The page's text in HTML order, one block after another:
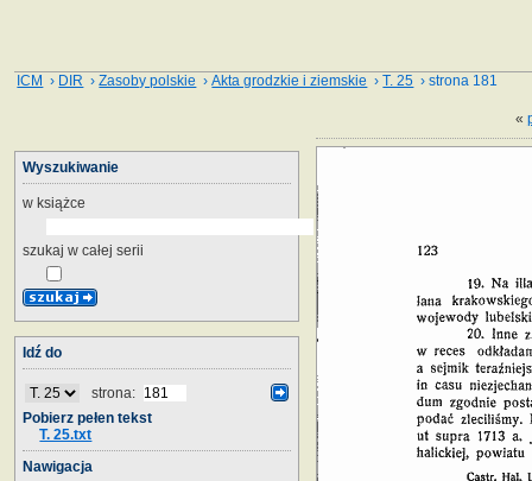
ICM › DIR ›Zasoby polskie ›Akta grodzkie i ziemskie ›T. 25 › strona 181
«
Wyszukiwanie
w książce
szukaj w całej serii
Idź do
strona:
Pobierz pełen tekst
T. 25.txt
Nawigacja